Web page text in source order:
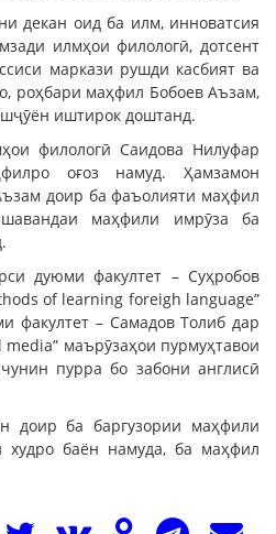
декан оид ба илм, инноватсия
илмҳои филологӣ, дотсент
маркази рушди касбият ва
роҳбари маҳфил Бобоев Аъзам,
иштирок доштанд.
филологӣ Саидова Нилуфар
оғоз намуд. Ҳамзамон
доир ба фаъолияти маҳфил
маҳфили имрӯза ба
дуюми факултет – Суҳробов
of learning foreigh language”
факултет – Самадов Толиб дар
маърӯзаҳои пурмуҳтавои
пурра бо забони англисӣ
доир ба баргузории маҳфили
худро баён намуда, ба маҳфил